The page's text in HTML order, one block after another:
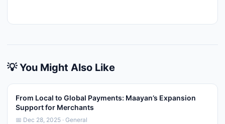
💡 You Might Also Like
From Local to Global Payments: Maayan’s Expansion
Support for Merchants
📅 Dec 28, 2025 · General